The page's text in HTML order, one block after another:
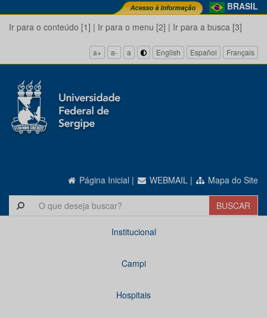
BRASIL
Ir para o conteúdo [1] | Ir para o menu [2] | Ir para a busca [3]
a+ a- a English Español Français
Página Inicial | WEBMAIL | Mapa do Site
Institucional
Campi
Hospitais